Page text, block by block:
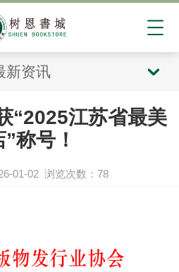
新资讯
“2025江苏省最美
称号！
01-02 浏览次数：78